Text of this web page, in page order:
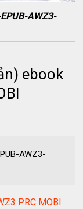
AWZ3-
ebook
AWZ3-
PRC MOBI